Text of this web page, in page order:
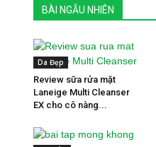
BÀI NGẪU NHIÊN
Da Đẹp
Review sữa rửa mặt
Laneige Multi Cleanser
EX cho cô nàng...